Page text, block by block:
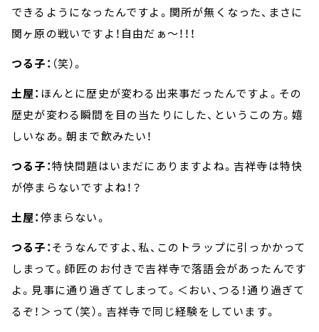
できるようになったんですよ。関所が無くなった、まさに
関ヶ原の戦いですよ！自由だぁ～！！！
つる子： （笑）。
土屋： ほんとに歴史が変わる出来事だったんですよ。その
歴史が変わる瞬間を目の当たりにした、というこの方。嬉
しいなあ。朝まで飲みたい！
つる子：特快問題はいまだにありますよね。吉祥寺は特快
が停まらないですよね！？
土屋：停まらない。
つる子：そうなんですよ、私、このトラップに引っかかって
しまって。師匠のお付きで吉祥寺で落語会があったんです
よ。見事に通り過ぎてしまって。＜おい、つる！通り過ぎて
るぞ！＞って（笑）。吉祥寺で同じ経験をしています。